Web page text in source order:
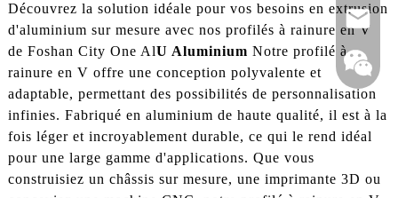
Découvrez la solution idéale pour vos besoins en extrusion
d'aluminium sur mesure avec nos profilés à rainure en V
de Foshan City One AlU Aluminium Notre profilé à
rainure en V offre une conception polyvalente et
adaptable, permettant des possibilités de personnalisation
infinies. Fabriqué en aluminium de haute qualité, il est à la
fois léger et incroyablement durable, ce qui le rend idéal
pour une large gamme d'applications. Que vous
construisiez un châssis sur mesure, une imprimante 3D ou